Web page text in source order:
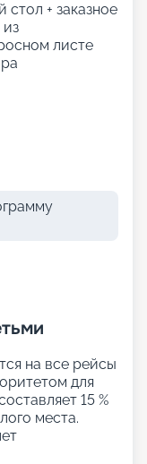
стол + заказное
листе
на все рейсы
для
15 %
места.